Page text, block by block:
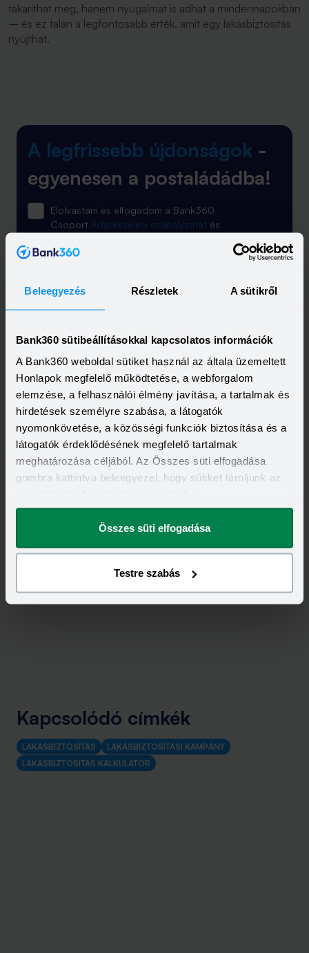
Beleegyezés Részletek A sütikről
Bank360 sütibeállításokkal kapcsolatos információk
A Bank360 weboldal sütiket használ az általa üzemeltett
Honlapok megfelelő működtetése, a webforgalom
elemzése, a felhasználói élmény javítása, a tartalmak és
hirdetések személyre szabása, a látogatók
nyomonkövetése, a közösségi funkciók biztosítása és a
látogatók érdeklődésének megfelelő tartalmak
meghatározása céljából. Az Összes süti elfogadása
gombra kattintva beleegyezel, hogy sütiket tároljunk az
megváltoztathatod.
Összes süti elfogadása
Testre szabás
takaríthat meg, hanem nyugalmat is adhat a mindennapokban
– és ez talán a legfontosabb érték, amit egy lakásbiztosítás
nyújthat.
A legfrissebb újdonságok -
egyenesen a postaládádba!
Elolvastam és elfogadom a Bank360
Csoport Adatkezelési szabályzatát és
Feliratkozás
Kapcsolódó címkék
LAKÁSBIZTOSÍTÁS
LAKÁSBIZTOSÍTÁSI KAMPÁNY
LAKÁSBIZTOSÍTÁS KALKULÁTOR